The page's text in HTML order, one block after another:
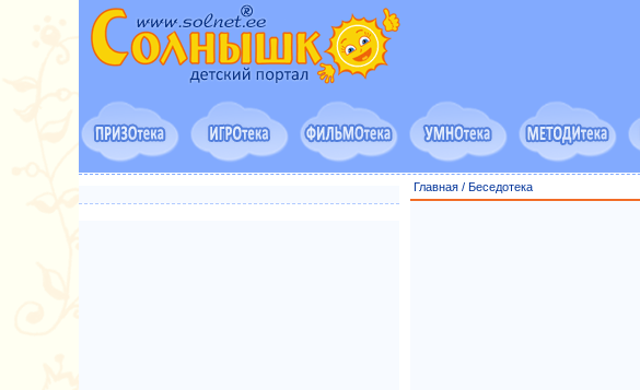
Главная/ Беседотека